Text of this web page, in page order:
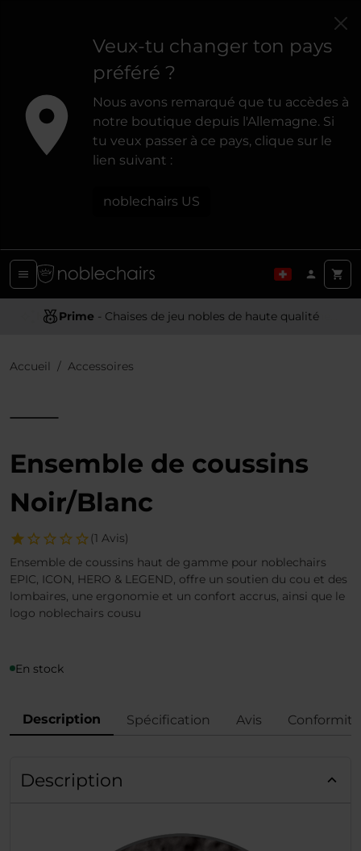
Veux-tu changer ton pays
préféré ?
Nous avons remarqué que tu accèdes à
notre boutique depuis l'Allemagne. Si
tu veux passer à ce pays, clique sur le
lien suivant :
noblechairs US
Prime - Chaises de jeu nobles de haute qualité
Conception Ergonomique- Offrir un soutien et un confort optimaux
Accueil Accessoires
Ensemble de coussins
Noir/Blanc
(1 Avis)
Ensemble de coussins haut de gamme pour noblechairs
EPIC, ICON, HERO & LEGEND, offre un soutien du cou et des
lombaires, une ergonomie et un confort accrus, ainsi que le
logo noblechairs cousu
En stock
Description Spécification Avis Conformité
Description